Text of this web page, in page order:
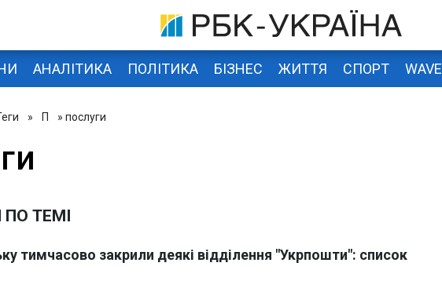
АНАЛІТИКА ПОЛІТИКА БІЗНЕС ЖИТТЯ СПОРТ WAVE
» П » послуги
ТЕМІ
тимчасово закрили деякі відділення "Укрпошти": список